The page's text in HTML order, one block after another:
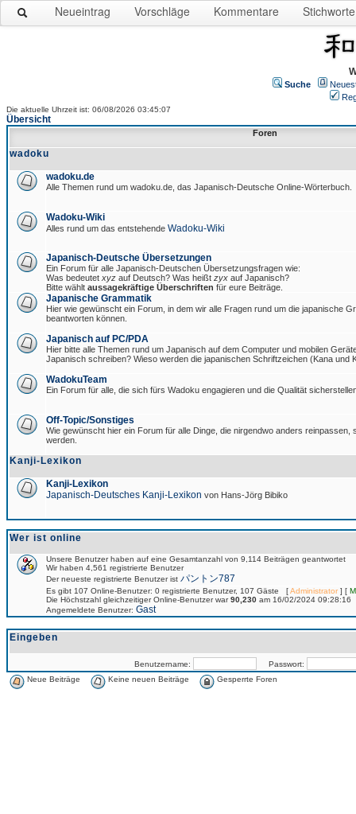
Neueintrag Vorschläge Kommentare Stichworte
Suche
Die aktuelle Uhrzeit ist: 06/08/2026 03:45:07
Übersicht
Foren
wadoku
wadoku.de
Alle Themen rund um wadoku.de, das Japanisch-Deutsche Online-Wörterbuch.
Wadoku-Wiki
Alles rund um das entstehende Wadoku-Wiki
Japanisch-Deutsche Übersetzungen
Ein Forum für alle Japanisch-Deutschen Übersetzungsfragen wie:
Was bedeutet xyz auf Deutsch? Was heißt zyx auf Japanisch?
Bitte wählt aussagekräftige Überschriften für eure Beiträge.
Japanische Grammatik
Hier wie gewünscht ein Forum, in dem wir alle Fragen rund um die japanische
beantworten können.
Japanisch auf PC/PDA
Hier bitte alle Themen rund um Japanisch auf dem Computer und mobilen
Japanisch schreiben? Wieso werden die japanischen Schriftzeichen (Kana und
WadokuTeam
Ein Forum für alle, die sich fürs Wadoku engagieren und die Qualität
Off-Topic/Sonstiges
Wie gewünscht hier ein Forum für alle Dinge, die nirgendwo anders reinpassen,
werden.
Kanji-Lexikon
Kanji-Lexikon
Japanisch-Deutsches Kanji-Lexikon von Hans-Jörg Bibiko
Wer ist online
Unsere Benutzer haben auf eine Gesamtanzahl von 9,114 Beiträgen geantwortet
Wir haben 4,561 registrierte Benutzer
Der neueste registrierte Benutzer ist パントン787
Es gibt 107 Online-Benutzer: 0 registrierte Benutzer, 107 Gäste [Administrator] [
Die Höchstzahl gleichzeitiger Online-Benutzer war90,230 am 16/02/2024 09:28:16
Angemeldete Benutzer: Gast
Eingeben
Benutzername:
Passwort:
Neue Beiträge
Keine neuen Beiträge Gesperrte Foren